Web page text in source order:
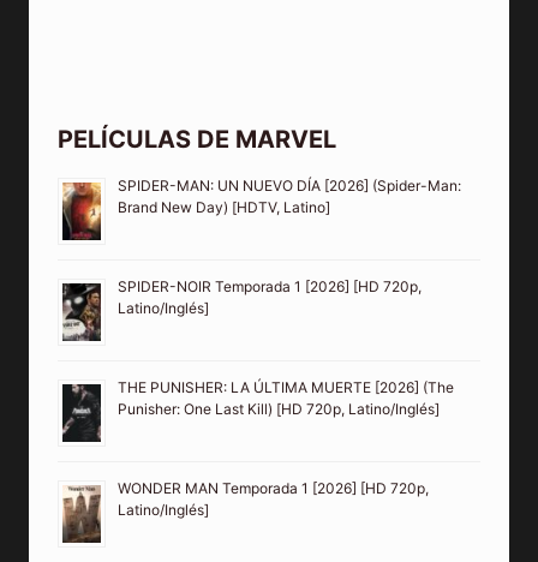
PELÍCULAS DE MARVEL
SPIDER-MAN: UN NUEVO DÍA [2026] (Spider-Man:
Brand New Day) [HDTV, Latino]
SPIDER-NOIR Temporada 1 [2026] [HD 720p,
Latino/Inglés]
THE PUNISHER: LA ÚLTIMA MUERTE [2026] (The
Punisher: One Last Kill) [HD 720p, Latino/Inglés]
WONDER MAN Temporada 1 [2026] [HD 720p,
Latino/Inglés]